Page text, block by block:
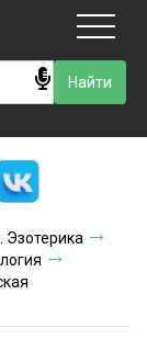
Эзотерика